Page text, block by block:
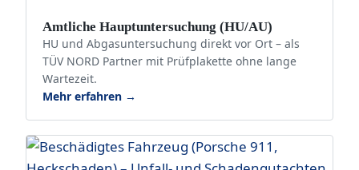
Amtliche Hauptuntersuchung (HU/AU)
HU und Abgasuntersuchung direkt vor Ort – als
TÜV NORD Partner mit Prüfplakette ohne lange
Wartezeit.
Mehr erfahren →